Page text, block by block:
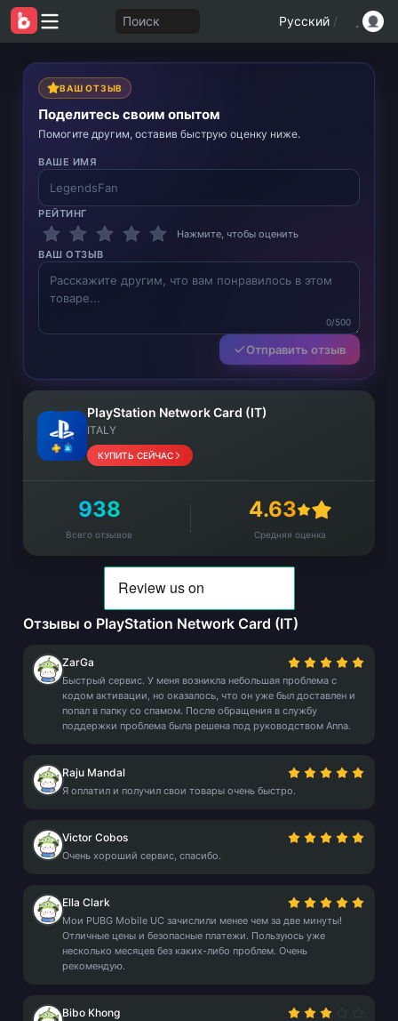
Поиск Русский /
ВАШ ОТЗЫВ
Поделитесь своим опытом
Помогите другим, оставив быструю оценку ниже.
ВАШЕ ИМЯ
РЕЙТИНГ
Нажмите, чтобы оценить
ВАШ ОТЗЫВ
0/500
Отправить отзыв
PlayStation Network Card (IT)
ITALY
КУПИТЬ СЕЙЧАС
938
Всего отзывов
4.63
Средняя оценка
Отзывы о PlayStation Network Card (IT)
ZarGa
Быстрый сервис. У меня возникла небольшая проблема с
кодом активации, но оказалось, что он уже был доставлен и
попал в папку со спамом. После обращения в службу
поддержки проблема была решена под руководством Anna.
Raju Mandal
Я оплатил и получил свои товары очень быстро.
Victor Cobos
Очень хороший сервис, спасибо.
Ella Clark
Мои PUBG Mobile UC зачислили менее чем за две минуты!
Отличные цены и безопасные платежи. Пользуюсь уже
несколько месяцев без каких-либо проблем. Очень
рекомендую.
Bibo Khong